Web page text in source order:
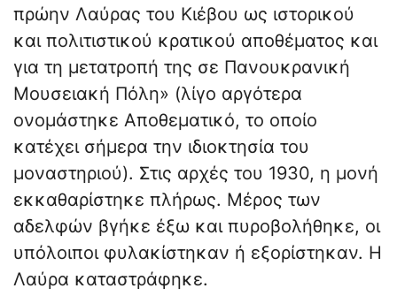
πρώην Λαύρας του Κιέβου ως ιστορικού
και πολιτιστικού κρατικού αποθέματος και
για τη μετατροπή της σε Πανουκρανική
Μουσειακή Πόλη» (λίγο αργότερα
ονομάστηκε Αποθεματικό, το οποίο
κατέχει σήμερα την ιδιοκτησία του
μοναστηριού). Στις αρχές του 1930, η μονή
εκκαθαρίστηκε πλήρως. Μέρος των
αδελφών βγήκε έξω και πυροβολήθηκε, οι
υπόλοιποι φυλακίστηκαν ή εξορίστηκαν. Η
Λαύρα καταστράφηκε.